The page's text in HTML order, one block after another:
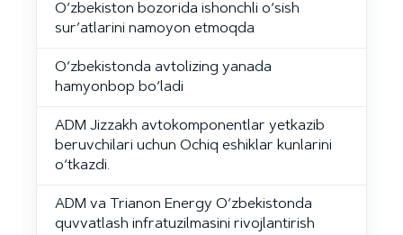
O‘zbekiston bozorida ishonchli o‘sish
sur’atlarini namoyon etmoqda
O‘zbekistonda avtolizing yanada
hamyonbop bo‘ladi
ADM Jizzakh avtokomponentlar yetkazib
beruvchilari uchun Ochiq eshiklar kunlarini
o‘tkazdi.
ADM va Trianon Energy O‘zbekistonda
quvvatlash infratuzilmasini rivojlantirish